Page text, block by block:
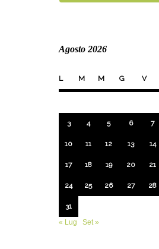
Agosto 2026
L M M G V
3 4 5 6 7
10 11 12 13 14
17 18 19 20 21
24 25 26 27 28
31
« Lug
Set »